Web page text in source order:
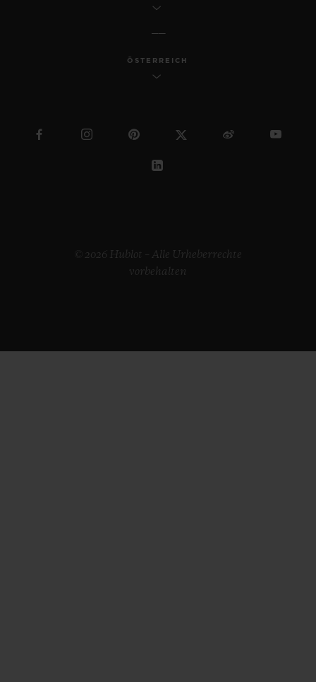
ÖSTERREICH
© 2026 Hublot – Alle Urheberrechte
vorbehalten